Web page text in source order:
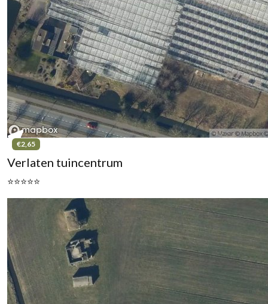
€2,65
Verlaten tuincentrum
⭐⭐⭐⭐⭐